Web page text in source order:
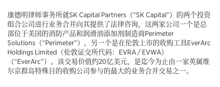
康德明律师事务所就SK Capital Partners（“SK Capital”）的两个投资
组合公司进行业务合并向其提供了法律咨询，这两家公司一个是总
部位于美国的消防产品和润滑油添加剂制造商Perimeter
Solutions（“Perimeter”），另一个是在伦敦上市的收购工具EverArc
Holdings Limited（伦敦证交所代码：EVRA / EVWA）
（“EverArc”）。该交易价值约20亿美元，是迄今为止由一家英属维
尔京群岛特殊目的收购公司参与的最大的业务合并交易之一。